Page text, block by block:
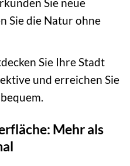
Sie die Natur ohne
Sie Ihre Stadt
und erreichen Sie
Mehr als